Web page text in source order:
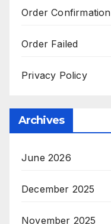
Order Confirmation
Order Failed
Privacy Policy
Archives
June 2026
December 2025
November 2025